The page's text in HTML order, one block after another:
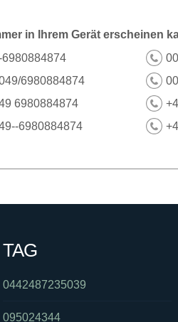
in Ihrem Gerät erscheinen
6980884874
6980884874
6980884874
6980884874
TAG
0442487235039
095024344